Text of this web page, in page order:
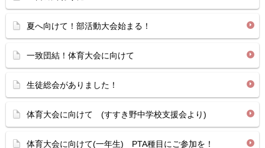
夏へ向けて！部活動大会始まる！
一致団結！体育大会に向けて
生徒総会がありました！
体育大会に向けて (すすき野中学校支援会より)
体育大会に向けて(一年生) PTA種目にご参加を！